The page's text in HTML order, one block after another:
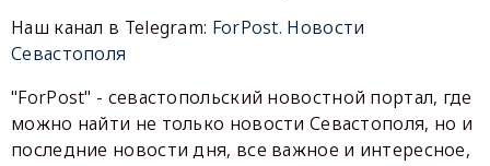
Наш канал в Telegram: ForPost. Новости
Севастополя
"ForPost" - севастопольский новостной портал, где
можно найти не только новости Севастополя, но и
последние новости дня, все важное и интересное,